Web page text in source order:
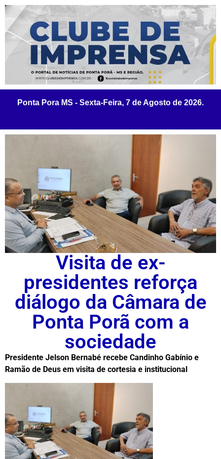
Visita de ex-
presidentes reforça
diálogo da Câmara de
Ponta Porã com a
sociedade
Presidente Jelson Bernabé recebe Candinho Gabínio e
Ramão de Deus em visita de cortesia e institucional